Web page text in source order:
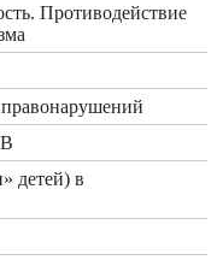
Противодействие
детей) в